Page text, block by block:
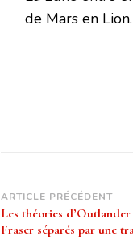
de Mars en Lion.
Navigation
d’article
ARTICLE PRÉCÉDENT
Les théories
Fraser séparés par une